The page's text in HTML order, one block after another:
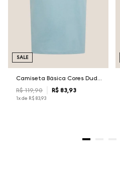
R$ 119,90 R$ 83, 93
1x de R$ 83,93
SALE